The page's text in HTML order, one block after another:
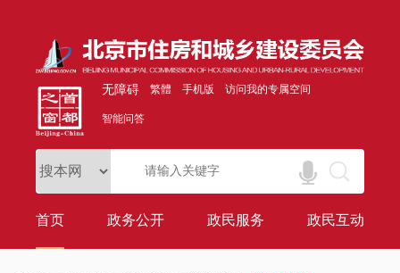
无障碍 繁體 手机版 访问我的专属空间
智能问答
首页 政务公开 政民服务 政民互动